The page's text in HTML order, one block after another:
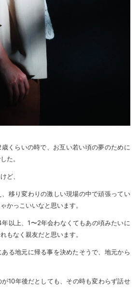
くらいの時で、お互い若い頃の夢のために
た。
ど、
移り変わりの激しい現場の中で頑張ってい
かっこいいなと思います。
以上、1〜2年会わなくてもあの頃みたいに
もなく親友だと思います。
る地元に帰る事を決めたそうで、地元から
10年後だとしても、その時も変わらず話せ